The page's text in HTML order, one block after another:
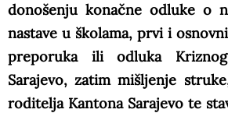
donošenju konačne odluke o
nastave u školama, prvi i
preporuka ili odluka
Sarajevo, zatim mišljenje
roditelja Kantona Sarajevo te